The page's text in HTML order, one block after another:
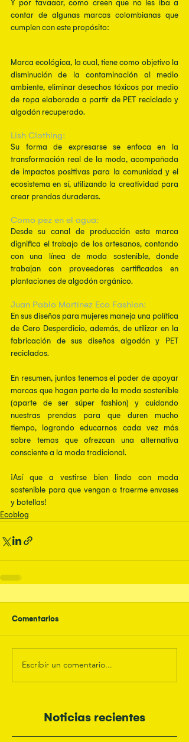
Y por favaaar, como creen que no les iba a
contar de algunas marcas colombianas que
cumplen con este propósito:
Marca ecológica, la cual, tiene como objetivo la
disminución de la contaminación al medio
ambiente, eliminar desechos tóxicos por medio
de ropa elaborada a partir de PET reciclado y
algodón recuperado.
Lish Clothing:
Su forma de expresarse se enfoca en la
transformación real de la moda, acompañada
de impactos positivas para la comunidad y el
ecosistema en sí, utilizando la creatividad para
crear prendas duraderas.
Como pez en el agua:
Desde su canal de producción esta marca
dignifica el trabajo de los artesanos, contando
con una línea de moda sostenible, donde
trabajan con proveedores certificados en
plantaciones de algodón orgánico.
Juan Pablo Martínez Eco Fashion:
En sus diseños para mujeres maneja una política
de Cero Desperdicio, además, de utilizar en la
fabricación de sus diseños algodón y PET
reciclados.
En resumen, juntos tenemos el poder de apoyar
marcas que hagan parte de la moda sostenible
(aparte de ser súper fashion) y cuidando
nuestras prendas para que duren mucho
tiempo, logrando educarnos cada vez más
sobre temas que ofrezcan una alternativa
consciente a la moda tradicional.
¡Así que a vestirse bien lindo con moda
sostenible para que vengan a traerme envases
y botellas!
Ecoblog
Comentarios
Escribir un comentario...
Noticias recientes